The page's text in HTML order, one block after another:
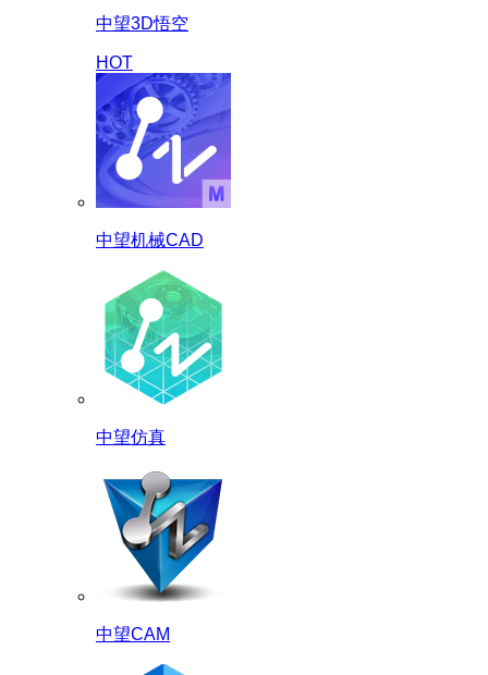
中望3D悟空
HOT
中望机械CAD
中望仿真
中望CAM